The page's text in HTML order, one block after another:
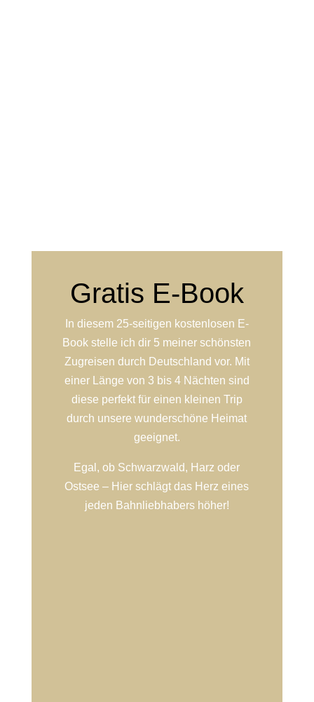
Gratis E-Book
In diesem 25-seitigen kostenlosen E-
Book stelle ich dir 5 meiner schönsten
Zugreisen durch Deutschland vor. Mit
einer Länge von 3 bis 4 Nächten sind
diese perfekt für einen kleinen Trip
durch unsere wunderschöne Heimat
geeignet.
Egal, ob Schwarzwald, Harz oder
Ostsee – Hier schlägt das Herz eines
jeden Bahnliebhabers höher!